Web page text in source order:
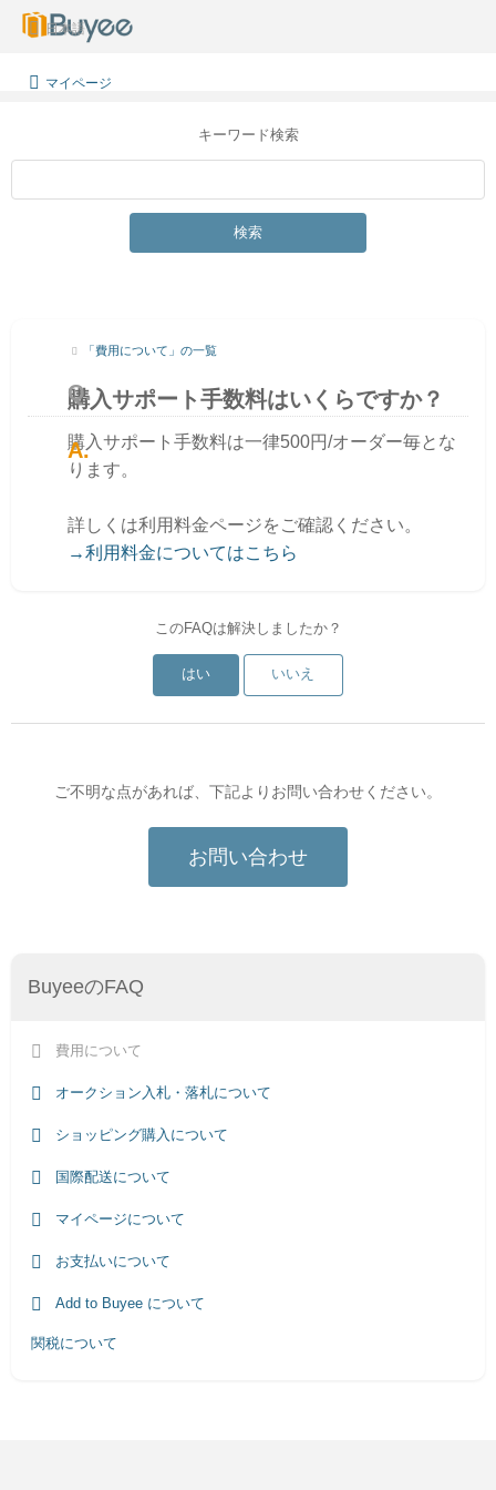
日本語
マイページ
キーワード検索
検索
BuyeeのFAQ
費用について
オークション入札・落札について
ショッピング購入について
国際配送について
マイページについて
お支払いについて
Add to Buyee について
関税について
「費用について」の一覧
購入サポート手数料はいくらですか？
購入サポート手数料は一律500円/オーダー毎とな
ります。
詳しくは利用料金ページをご確認ください。
→利用料金についてはこちら
このFAQは解決しましたか？
はい いいえ
ご不明な点があれば、下記よりお問い合わせください。
お問い合わせ